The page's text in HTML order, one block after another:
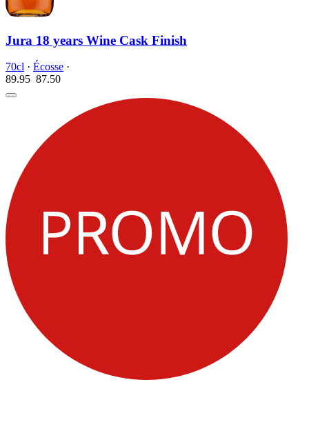
Jura 18 years Wine Cask Finish
70cl · Écosse ·
89.95 87.50